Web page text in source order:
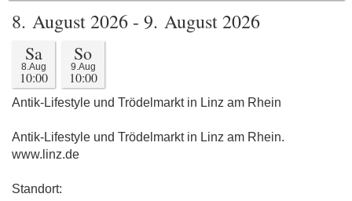
8. August 2026 - 9. August 2026
Sa
8.Aug
10:00
So
9.Aug
10:00
Antik-Lifestyle und Trödelmarkt in Linz am Rhein
Antik-Lifestyle und Trödelmarkt in Linz am Rhein.
www.linz.de
Standort: